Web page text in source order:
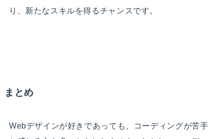
り、新たなスキルを得るチャンスです。
まとめ
Webデザインが好きであっても、コーディングが苦手